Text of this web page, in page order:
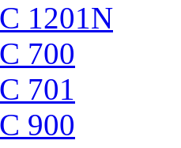
1201N
700
701
900